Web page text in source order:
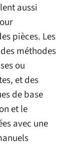
aussi
pièces. Les
méthodes
ou
et des
de base
et le
avec une